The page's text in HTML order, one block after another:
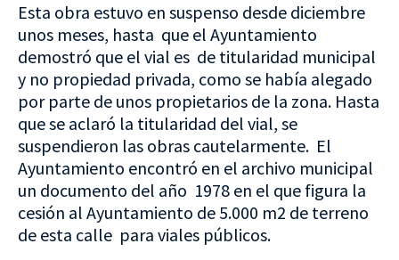
Esta obra estuvo en suspenso desde diciembre
unos meses, hasta que el Ayuntamiento
demostró que el vial es de titularidad municipal
y no propiedad privada, como se había alegado
por parte de unos propietarios de la zona. Hasta
que se aclaró la titularidad del vial, se
suspendieron las obras cautelarmente. El
Ayuntamiento encontró en el archivo municipal
un documento del año 1978 en el que figura la
cesión al Ayuntamiento de 5.000 m2 de terreno
de esta calle para viales públicos.